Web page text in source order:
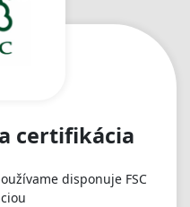
certifikácia
disponuje FSC